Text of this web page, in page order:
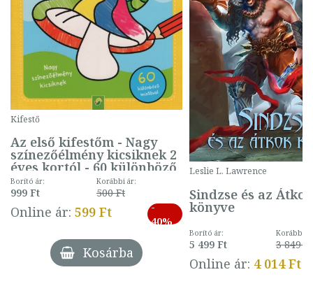
Kifestő
Az első kifestőm - Nagy
színezőélmény kicsiknek 2
éves kortól - 60 különböző
mintával (gombás)
Borító ár:
999 Ft
Korábbi ár:
500 Ft
Online ár: 599 Ft
-
40%
Kosárba
Leslie L. Lawrence
Sindzse és az Átkok
könyve
Borító ár:
5 499 Ft
Korábbi
3 849 Ft
Online ár: 4 014 Ft